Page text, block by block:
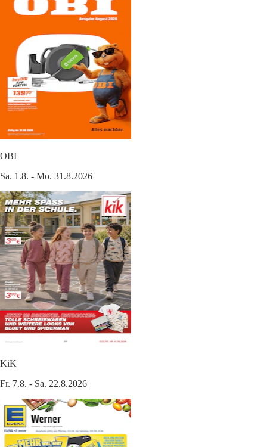
OBI
Sa. 1.8. - Mo. 31.8.2026
KiK
Fr. 7.8. - Sa. 22.8.2026